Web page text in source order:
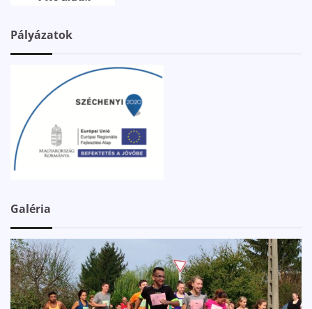
Pályázatok
Galéria